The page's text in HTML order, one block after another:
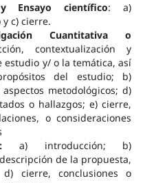
Ensayo científico: a)
c) cierre.
Cuantitativa o
contextualización y
y/ o la temática, así
del estudio; b)
metodológicos; d)
o hallazgos; e) cierre,
o consideraciones
a) introducción; b)
de la propuesta,
d) cierre, conclusiones o